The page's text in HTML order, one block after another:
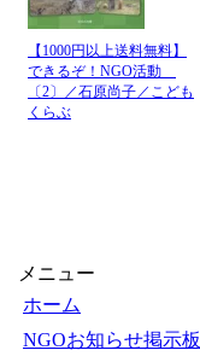
【1000円以上送料無料】
できるぞ！NGO活動
〔2〕／石原尚子／こども
くらぶ
メニュー
ホーム
NGOお知らせ掲示板